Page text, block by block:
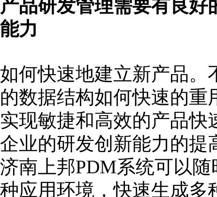
产品研发管理需要有良好
能力
如何快速地建立新产品。
的数据结构如何快速的重
实现敏捷和高效的产品快
企业的研发创新能力的提
济南上邦PDM系统可以
种应用环境，快速生成多